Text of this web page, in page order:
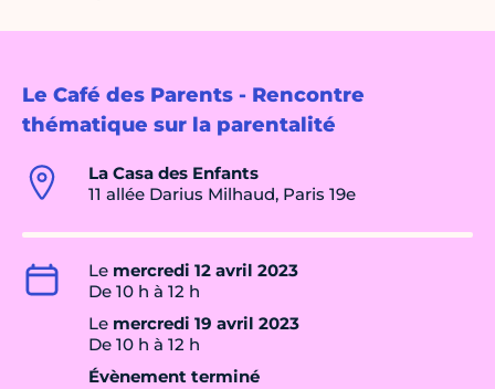
Le Café des Parents - Rencontre
thématique sur la parentalité
La Casa des Enfants
11 allée Darius Milhaud, Paris 19e
Le mercredi 12 avril 2023
De 10 h à 12 h
Le mercredi 19 avril 2023
De 10 h à 12 h
Évènement terminé